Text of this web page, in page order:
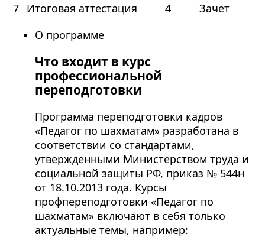
7 Итоговая аттестация 4
Зачет
О программе
Что входит в курс
профессиональной
переподготовки
Программа переподготовки кадров
«Педагог по шахматам» разработана в
соответствии со стандартами,
утвержденными Министерством труда и
социальной защиты РФ, приказ № 544н
от 18.10.2013 года. Курсы
профпереподготовки «Педагог по
шахматам» включают в себя только
актуальные темы, например: